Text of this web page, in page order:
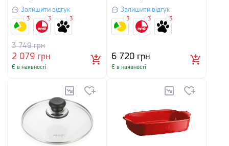
Залишити відгук
2 079 грн
3 749грн
Є в наявності
3 3 3
Залишити відгук
6 720 грн
Є в наявності
3 3 3